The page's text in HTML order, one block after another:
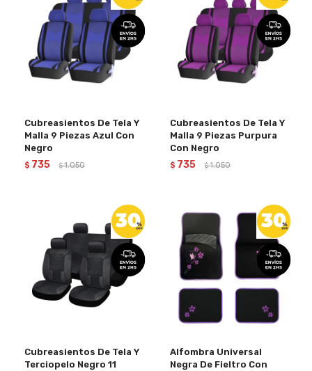
Cubreasientos De Tela Y
Malla 9 Piezas Azul Con
Negro
$ 735 $ 1.050
Cubreasientos De Tela Y
Malla 9 Piezas Purpura
Con Negro
$ 735 $ 1.050
Cubreasientos De Tela Y
Terciopelo Negro 11
Alfombra Universal
Negra De Fieltro Con